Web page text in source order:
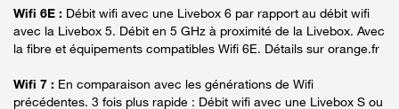
Wifi 6E : Débit wifi avec une Livebox 6 par rapport au débit wifi
avec la Livebox 5. Débit en 5 GHz à proximité de la Livebox. Avec
la fibre et équipements compatibles Wifi 6E. Détails sur orange.fr
Wifi 7 : En comparaison avec les générations de Wifi
précédentes. 3 fois plus rapide : Débit wifi avec une Livebox S ou